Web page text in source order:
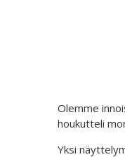
Olemme
houkutteli
Yksi